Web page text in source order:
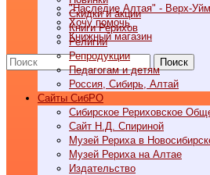
"Наследие Алтая" - Верх-
Хочу помочь
Книжный магазин
Поиск
Скидки и акции
Книги Рерихов
Религии
Репродукции
Педагогам и детям
Россия, Сибирь, Алтай
Cайты СибРО
Сибирское Рериховское
Сайт Н.Д. Спириной
Музей Рериха в
Музей Рериха на Алтае
Издательство